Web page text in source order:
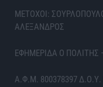
ΜΕΤΟΧΟΙ:
ΑΛΕΞΑΝΔΡΟΣ
ΕΦΗΜΕΡΙΔΑ Ο ΠΟΛΙΤΗΣ
Α.Φ.Μ. 800378397 Δ.Ο.Υ.